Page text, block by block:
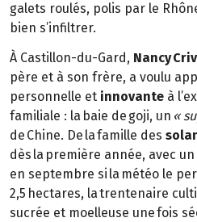
galets roulés, polis par le
bien s’infiltrer.
À Castillon-du-Gard, Nancy
père et à son frère, a voulu
personnelle et innovante à
familiale : la baie de goji, un «
de Chine. De la famille des
dès la première année, avec
en septembre si la météo le
2,5 hectares, la trentenaire
sucrée et moelleuse une fois